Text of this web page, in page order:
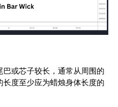
巴或芯子较长，通常从周围的
度至少应为蜡烛身体长度的